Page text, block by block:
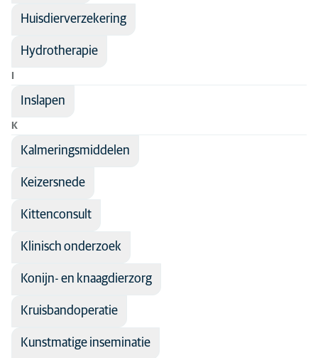
Huisdierverzekering
Hydrotherapie
Inslapen
K
Kalmeringsmiddelen
Keizersnede
Kittenconsult
Klinisch onderzoek
Konijn- en knaagdierzorg
Kruisbandoperatie
Kunstmatige inseminatie